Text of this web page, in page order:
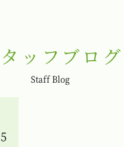
ッフブログ
Staff Blog